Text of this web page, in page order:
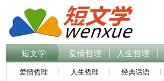
短文学 爱情哲理 人生哲理
爱情哲理 人生哲理 经典话语